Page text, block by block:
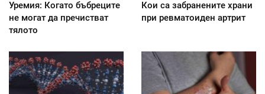
Уремия: Когато бъбреците
не могат да пречистват
тялото
Кои са забранените храни
при ревматоиден артрит